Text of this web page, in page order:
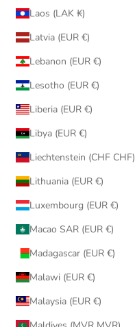
Laos (LAK ₭)
Latvia (EUR €)
Lebanon (EUR €)
Lesotho (EUR €)
Liberia (EUR €)
Libya (EUR €)
Liechtenstein (CHF CHF)
Lithuania (EUR €)
Luxembourg (EUR €)
Macao SAR (EUR €)
Madagascar (EUR €)
Malawi (EUR €)
Malaysia (EUR €)